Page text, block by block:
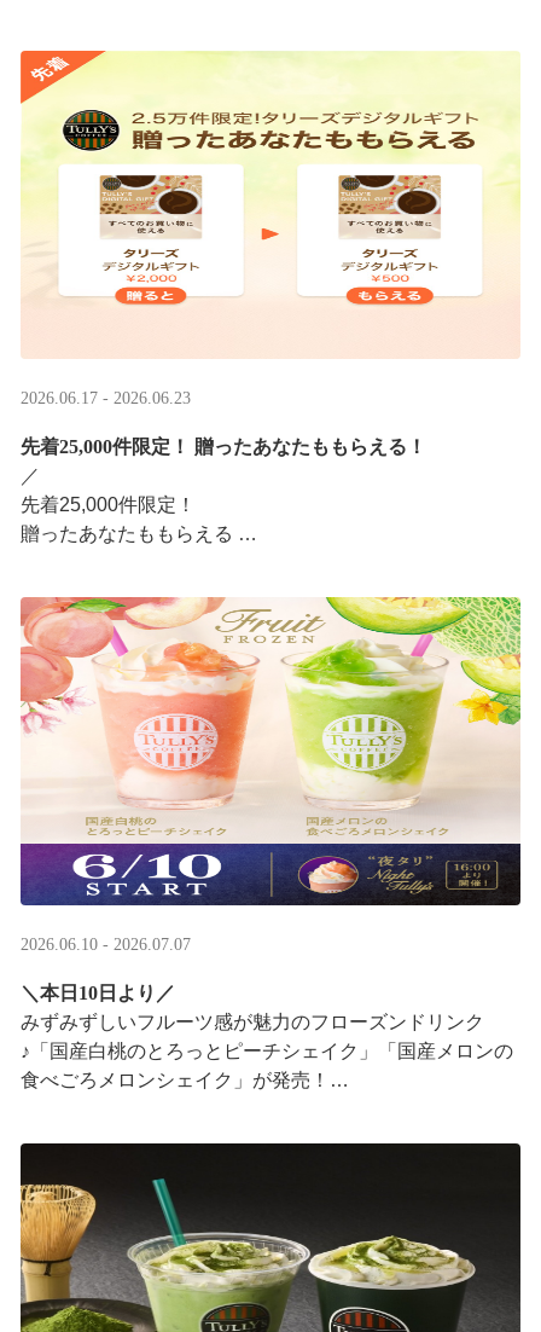
2026.06.17 - 2026.06.23
先着25,000件限定！​ 贈ったあなたももらえる！
／ ​
先着25,000件限定！​
贈ったあなたももらえる ​
LINEギフト限定！タリーズデジタルギフト2,000円分を贈
ると、自分も500円分のデジタルギフトがもらえるキャン
ペーンがスタ ···
2026.06.10 - 2026.07.07
＼本日10日より／
みずみずしいフルーツ感が魅力のフローズンドリンク
♪「国産白桃のとろっとピーチシェイク」「国産メロンの
食べごろメロンシェイク」が発売！